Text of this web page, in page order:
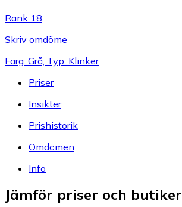
Rank 18
Skriv omdöme
Färg: Grå, Typ: Klinker
Priser
Insikter
Prishistorik
Omdömen
Info
Jämför priser och butiker